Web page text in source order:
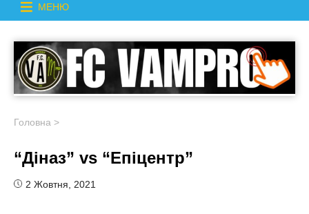
МЕНЮ
Головна >
“Діназ” vs “Епіцентр”
2 Жовтня, 2021